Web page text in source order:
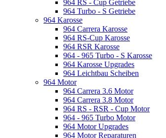
964 RS - Cup Getriebe
964 Turbo - S Getriebe
964 Karosse
964 Carrera Karosse
964 RS-Cup Karosse
964 RSR Karosse
964 - 965 Turbo - S Karosse
964 Karosse Upgrades
964 Leichtbau Scheiben
964 Motor
964 Carrera 3.6 Motor
964 Carrera 3.8 Motor
964 RS - RSR - Cup Motor
964 - 965 Turbo Motor
964 Motor Upgrades
964 Motor Reparaturen